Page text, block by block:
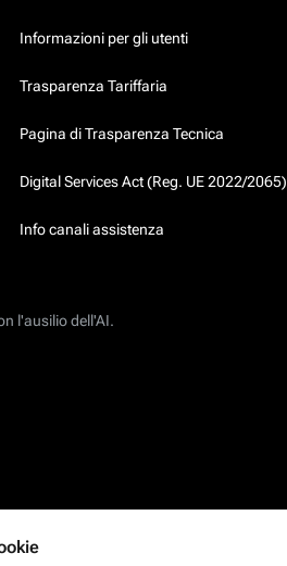
Informazioni per gli utenti
Trasparenza Tariffaria
Pagina di Trasparenza Tecnica
Digital Services Act (Reg. UE 2022/2065)
Info canali assistenza
l'ausilio dell'AI.